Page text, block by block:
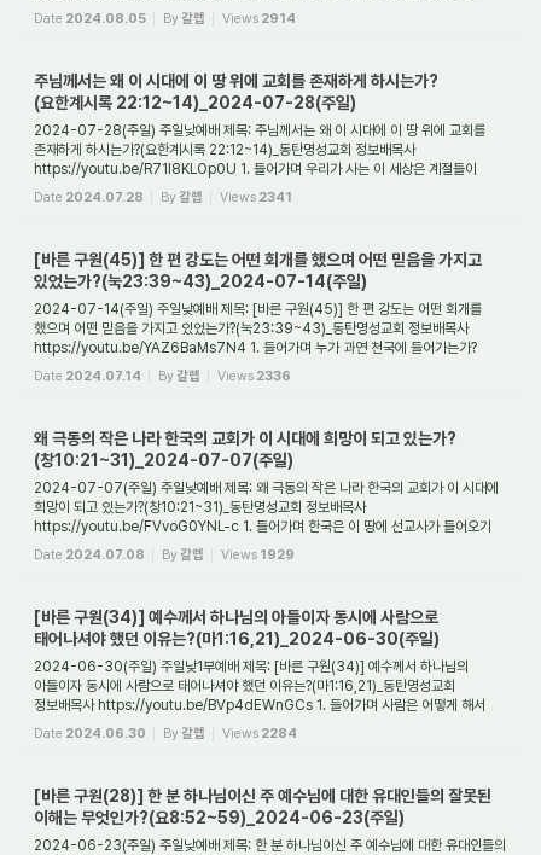
적그리스도에 의한 대환난이 시작될 것...
Date 2024.08.05 By갈렙 Views 2914
주님께서는 왜 이 시대에 이 땅 위에 교회를 존재하게 하시는가?
(요한계시록 22:12~14)_2024-07-28(주일)
2024-07-28(주일) 주일낮예배 제목: 주님께서는 왜 이 시대에 이 땅 위에 교회를
존재하게 하시는가?(요한계시록 22:12~14)_동탄명성교회 정보배목사
https://youtu.be/R71l8KLOp0U 1. 들어가며 우리가 사는 이 세상은 계절들이
있다. 봄과 여름, 가을과 겨울...
Date 2024.07.28 By갈렙 Views 2341
[바른 구원(45)] 한 편 강도는 어떤 회개를 했으며 어떤 믿음을 가지고
있었는가?(눅23:39~43)_2024-07-14(주일)
2024-07-14(주일) 주일낮예배 제목: [바른 구원(45)] 한 편 강도는 어떤 회개를
했으며 어떤 믿음을 가지고 있었는가?(눅23:39~43)_동탄명성교회 정보배목사
https://youtu.be/YAZ6BaMs7N4 1. 들어가며 누가 과연 천국에 들어가는가?
그것을 아는 것은 실로 우...
Date 2024.07.14 By갈렙 Views 2336
왜 극동의 작은 나라 한국의 교회가 이 시대에 희망이 되고 있는가?
(창10:21~31)_2024-07-07(주일)
2024-07-07(주일) 주일낮예배 제목: 왜 극동의 작은 나라 한국의 교회가 이 시대에
희망이 되고 있는가?(창10:21~31)_동탄명성교회 정보배목사
https://youtu.be/FVvoG0YNL-c 1. 들어가며 한국은 이 땅에 선교사가 들어오기
전까지 반만년의 역사를 가진 나라...
Date 2024.07.08 By갈렙 Views 1929
[바른 구원(34)] 예수께서 하나님의 아들이자 동시에 사람으로
태어나셔야 했던 이유는?(마1:16,21)_2024-06-30(주일)
2024-06-30(주일) 주일낮1부예배 제목: [바른 구원(34)] 예수께서 하나님의
아들이자 동시에 사람으로 태어나셔야 했던 이유는?(마1:16,21)_동탄명성교회
정보배목사 https://youtu.be/BVp4dEWnGCs 1. 들어가며 사람은 어떻게 해서
구원을 받을 수 있는가? 사...
Date 2024.06.30 By갈렙 Views 2284
[바른 구원(28)] 한 분 하나님이신 주 예수님에 대한 유대인들의 잘못된
이해는 무엇인가?(요8:52~59)_2024-06-23(주일)
2024-06-23(주일) 주일낮예배 제목: 한 분 하나님이신 주 예수님에 대한 유대인들의